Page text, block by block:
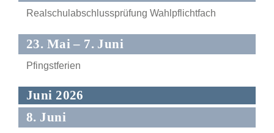
Realschulabschlussprüfung Wahlpflichtfach
23. Mai – 7. Juni
Pfingstferien
Juni 2026
8. Juni